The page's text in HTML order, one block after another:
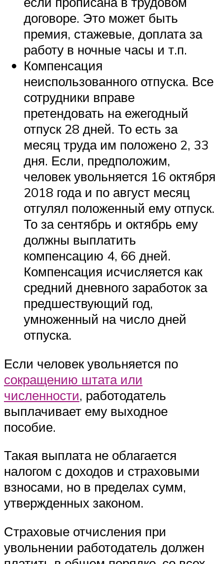
договоре. Это может быть
премия, стажевые, доплата за
работу в ночные часы и т.п.
Компенсация
неиспользованного отпуска. Все
сотрудники вправе
претендовать на ежегодный
отпуск 28 дней. То есть за
месяц труда им положено 2, 33
дня. Если, предположим,
человек увольняется 16 октября
2018 года и по август месяц
отгулял положенный ему отпуск.
То за сентябрь и октябрь ему
должны выплатить
компенсацию 4, 66 дней.
Компенсация исчисляется как
средний дневного заработок за
предшествующий год,
умноженный на число дней
отпуска.
Если человек увольняется по
сокращению штата или
численности, работодатель
выплачивает ему выходное
пособие.
Такая выплата не облагается
налогом с доходов и страховыми
взносами, но в пределах сумм,
утвержденных законом.
Страховые отчисления при
увольнении работодатель должен